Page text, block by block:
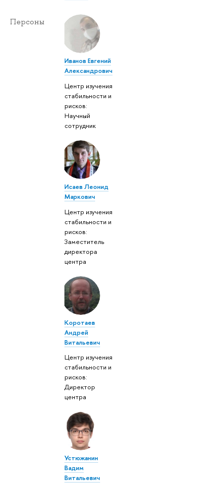
Персоны
Иванов Евгений
Александрович
Центр изучения
стабильности и
рисков:
Научный
сотрудник
Исаев Леонид
Маркович
Центр изучения
стабильности и
рисков:
Заместитель
директора
центра
Коротаев
Андрей
Витальевич
Центр изучения
стабильности и
рисков:
Директор
центра
Устюжанин
Вадим
Витальевич